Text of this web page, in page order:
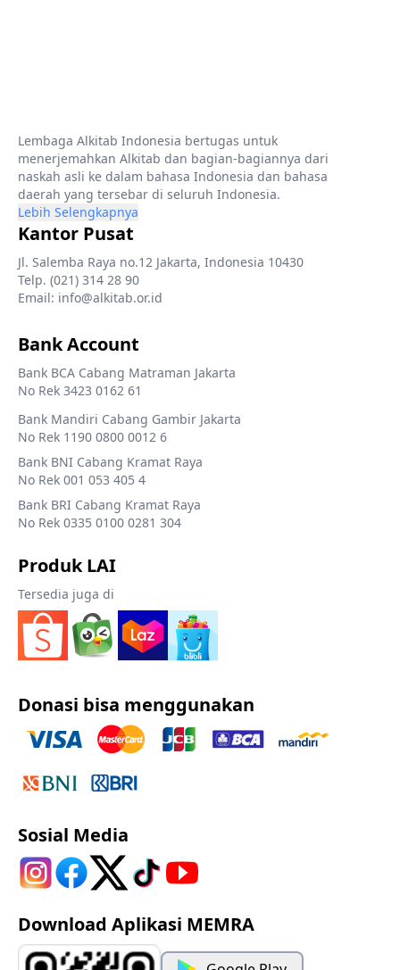
Lembaga Alkitab Indonesia bertugas untuk
menerjemahkan Alkitab dan bagian-bagiannya dari
naskah asli ke dalam bahasa Indonesia dan bahasa
daerah yang tersebar di seluruh Indonesia.
Lebih Selengkapnya
Kantor Pusat
Jl. Salemba Raya no.12 Jakarta, Indonesia 10430
Telp. (021) 314 28 90
Email: info@alkitab.or.id
Bank Account
Bank BCA Cabang Matraman Jakarta
No Rek 3423 0162 61
Bank Mandiri Cabang Gambir Jakarta
No Rek 1190 0800 0012 6
Bank BNI Cabang Kramat Raya
No Rek 001 053 405 4
Bank BRI Cabang Kramat Raya
No Rek 0335 0100 0281 304
Produk LAI
Tersedia juga di
Donasi bisa menggunakan
Sosial Media
Download Aplikasi MEMRA